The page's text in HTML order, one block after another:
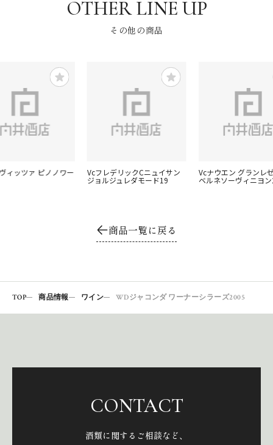
その他の商品
ィッツァ ピノノワー VcフレデリックCニュイサン
ジョルジュレダモード19
Vcナウエン グランレ
ベルネソーヴィニヨ
商品一覧に戻る
TOP 商品情報 ワイン WDジャコンダ ワーナーシラーズ2005
CONTACT
酒類に関するご相談など、